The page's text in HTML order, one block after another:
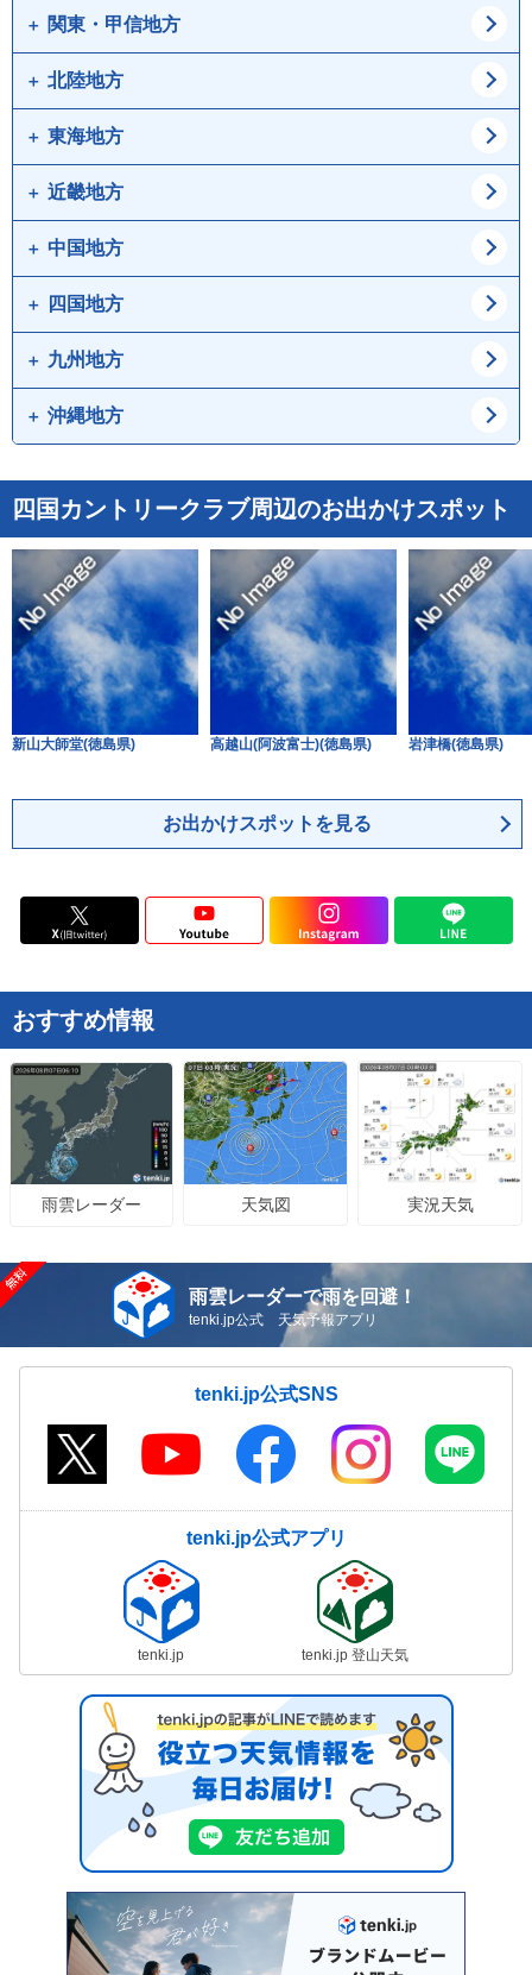
道央
青森県
宮城県
山形県
関東・甲信地方
東京都
埼玉県
茨城県
群馬県
長野県
北陸地方
新潟県
石川県
東海地方
愛知県
静岡県
近畿地方
大阪府
京都府
奈良県
中国地方
鳥取県
岡山県
山口県
四国地方
徳島県
愛媛県
九州地方
福岡県
大分県 宮崎県
鹿児島県
沖縄地方
四国カントリークラブ周辺のお出かけスポット
新山大師堂(徳島県) 高越山(阿波富士)(徳島県) 岩津橋(徳島県)
お出かけスポットを見る
おすすめ情報
雨雲レーダー 天気図 実況天気
雨雲レーダーで雨を回避！
tenki.jp公式 天気予報アプリ
tenki.jp公式SNS
tenki.jp公式アプリ
tenki.jp tenki.jp 登山天気